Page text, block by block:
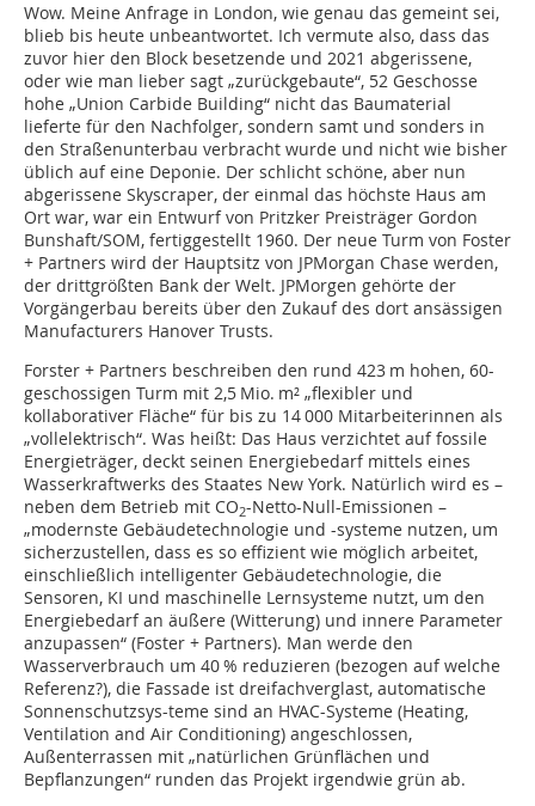
Wow. Meine Anfrage in London, wie genau das gemeint sei,
blieb bis heute unbeantwortet. Ich vermute also, dass das
zuvor hier den Block besetzende und 2021 abgerissene,
oder wie man lieber sagt „zurückgebaute“, 52 Geschosse
hohe „Union Carbide Building“ nicht das Baumaterial
lieferte für den Nachfolger, sondern samt und sonders in
den Straßenunterbau verbracht wurde und nicht wie bisher
üblich auf eine Deponie. Der schlicht schöne, aber nun
abgerissene Skyscraper, der einmal das höchste Haus am
Ort war, war ein Entwurf von Pritzker Preisträger Gordon
Bunshaft/SOM, fertiggestellt 1960. Der neue Turm von Foster
+ Partners wird der Hauptsitz von JPMorgan Chase werden,
der drittgrößten Bank der Welt. JPMorgen gehörte der
Vorgängerbau bereits über den Zukauf des dort ansässigen
Manu­facturers Hanover Trusts.
Forster + Partners beschreiben den rund 423 m hohen, 60-
geschossigen Turm mit 2,5 Mio. m² „flexibler und
kollaborativer Fläche“ für bis zu 14 000 Mitarbeiterinnen als
„vollelektrisch“. Was heißt: Das Haus verzichtet auf fossile
Energieträger, deckt seinen Energiebedarf mittels eines
Wasserkraftwerks des Staates New York. Natürlich wird es –
neben dem Betrieb mit CO2-Netto-Null-Emissionen –
„modernste Gebäudetechnologie und -systeme nutzen, um
sicherzustellen, dass es so effizient wie möglich arbeitet,
einschließlich intelligenter Gebäudetechnologie, die
Sensoren, KI und maschinelle Lernsysteme nutzt, um den
Energiebedarf an äußere (Witterung) und innere Parameter
anzupassen“ (Foster + Partners). Man werde den
Wasserverbrauch um 40 % reduzieren (bezogen auf welche
Referenz?), die Fassade ist dreifachverglast, automatische
Sonnenschutzsys-teme sind an HVAC-Systeme (Heating,
Ventilation and Air Conditioning) angeschlossen,
Außenterrassen mit „natürlichen Grünflächen und
Bepflanzungen“ runden das Projekt irgendwie grün ab.